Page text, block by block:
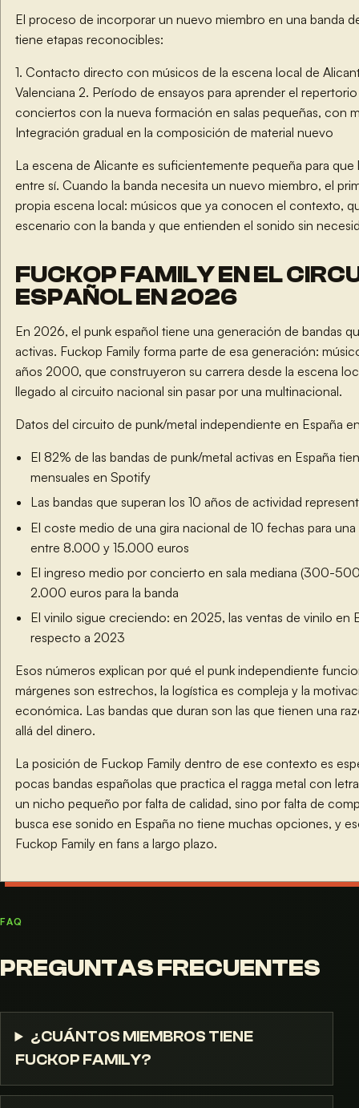
El proceso de incorporar un nuevo miembro en una banda
tiene etapas reconocibles:
1. Contacto directo con músicos de la escena local de
Valenciana 2. Período de ensayos para aprender el
conciertos con la nueva formación en salas pequeñas, con
Integración gradual en la composición de material nuevo
La escena de Alicante es suficientemente pequeña para
entre sí. Cuando la banda necesita un nuevo miembro, el
propia escena local: músicos que ya conocen el contexto,
escenario con la banda y que entienden el sonido sin
FUCKOP FAMILY EN EL
ESPAÑOL EN 2026
En 2026, el punk español tiene una generación de bandas
activas. Fuckop Family forma parte de esa generación:
años 2000, que construyeron su carrera desde la escena
llegado al circuito nacional sin pasar por una multinacional.
Datos del circuito de punk/metal independiente en España
El 82% de las bandas de punk/metal activas en España
mensuales en Spotify
Las bandas que superan los 10 años de actividad
El coste medio de una gira nacional de 10 fechas para
entre 8.000 y 15.000 euros
El ingreso medio por concierto en sala mediana (300-
2.000 euros para la banda
El vinilo sigue creciendo: en 2025, las ventas de vinilo en
respecto a 2023
Esos números explican por qué el punk independiente
márgenes son estrechos, la logística es compleja y la
económica. Las bandas que duran son las que tienen una
allá del dinero.
La posición de Fuckop Family dentro de ese contexto es
pocas bandas españolas que practica el ragga metal con
un nicho pequeño por falta de calidad, sino por falta de
busca ese sonido en España no tiene muchas opciones, y
Fuckop Family en fans a largo plazo.
FAQ
PREGUNTAS FRECUENTES
¿CUÁNTOS MIEMBROS TIENE
FUCKOP FAMILY?